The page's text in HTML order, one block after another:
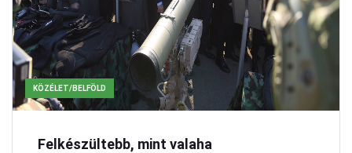
KÖZÉLET/BELFÖLD
Felkészültebb, mint valaha